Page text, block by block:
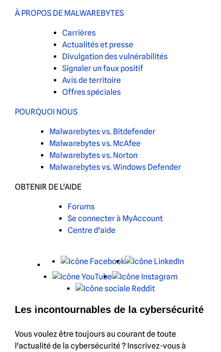
À PROPOS DE MALWAREBYTES
Carrières
Actualités et presse
Divulgation des vulnérabilités
Signaler un faux positif
Avis de territoire
Offres spéciales
POURQUOI NOUS
Malwarebytes vs. Bitdefender
Malwarebytes vs. McAfee
Malwarebytes vs. Norton
Malwarebytes vs. Windows Defender
OBTENIR DE L'AIDE
Forums
Se connecter à MyAccount
Centre d'aide
X Facebook
YouTube
Instagram
Reddit
Les incontournables de la cybersécurité
Vous voulez être toujours au courant de toute
l'actualité de la cybersécurité ? Inscrivez-vous à